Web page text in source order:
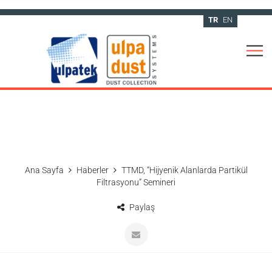
TR EN
Ana Sayfa Haberler
TTMD, “Hijyenik Alanlarda Partikül
Filtrasyonu” Semineri
Paylaş